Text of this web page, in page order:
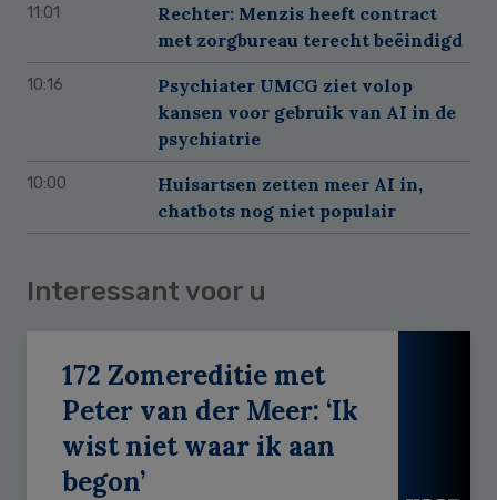
11:01
Rechter: Menzis heeft contract
met zorgbureau terecht beëindigd
10:16
Psychiater UMCG ziet volop
kansen voor gebruik van AI in de
psychiatrie
10:00
Huisartsen zetten meer AI in,
chatbots nog niet populair
Interessant voor u
172 Zomereditie met
Peter van der Meer: ‘Ik
wist niet waar ik aan
begon’